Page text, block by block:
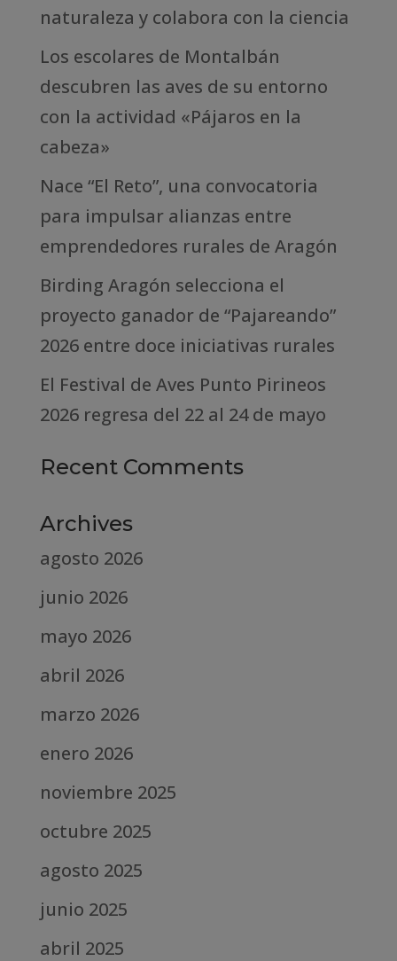
naturaleza y colabora con la ciencia
Los escolares de Montalbán
descubren las aves de su entorno
con la actividad «Pájaros en la
cabeza»
Nace “El Reto”, una convocatoria
para impulsar alianzas entre
emprendedores rurales de Aragón
Birding Aragón selecciona el
proyecto ganador de “Pajareando”
2026 entre doce iniciativas rurales
El Festival de Aves Punto Pirineos
2026 regresa del 22 al 24 de mayo
Recent Comments
Archives
agosto 2026
junio 2026
mayo 2026
abril 2026
marzo 2026
enero 2026
noviembre 2025
octubre 2025
agosto 2025
junio 2025
abril 2025